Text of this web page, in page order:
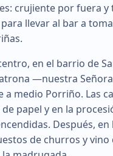
crujiente por fuera
llevar al bar a
en el barrio de
—nuestra
a medio Porriño. Las
papel y en la
Después,
de churros y vino